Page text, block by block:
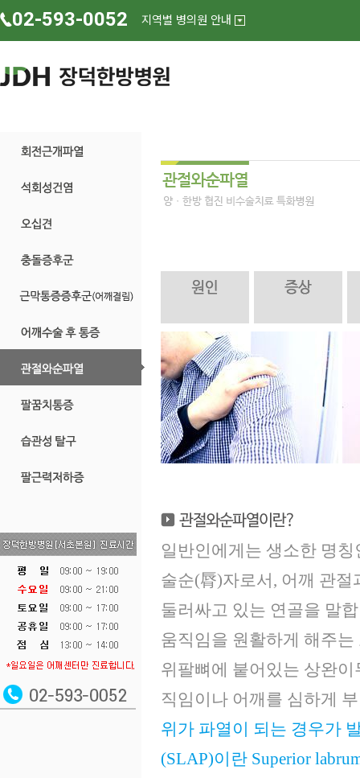
02-593-0052 지역별 병의원 안내
일반인에게는 생소한 명
술순(脣)자로서, 어깨 관
둘러싸고 있는 연골을 말
움직임을 원활하게 해주
위팔뼈에 붙어있는 상완
직임이나 어깨를 심하게
위가 파열이 되는 경우가
(SLAP)이란 Superior